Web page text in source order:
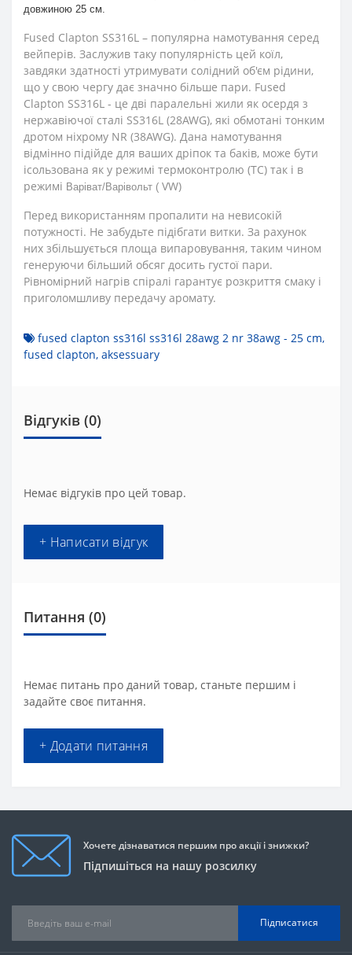
довжиною 25 см.
Fused Clapton SS316L – популярна намотування серед
вейперів. Заслужив таку популярність цей коїл,
завдяки здатності утримувати солідний об'єм рідини,
що у свою чергу дає значно більше пари. Fused
Clapton SS316L - це дві паралельні жили як осердя з
нержавіючої сталі SS316L (28AWG), які обмотані тонким
дротом ніхрому NR (38AWG). Дана намотування
відмінно підійде для ваших дріпок та баків, може бути
ісользована як у режимі термоконтролю (TC) так і в
режимі Варіват/Варівольт ( VW)
Перед використанням пропалити на невисокій
потужності. Не забудьте підібгати витки. За рахунок
них збільшується площа випаровування, таким чином
генеруючи більший обсяг досить густої пари.
Рівномірний нагрів спіралі гарантує розкриття смаку і
приголомшливу передачу аромату.
fused clapton ss316l ss316l 28awg 2 nr 38awg - 25 cm,
fused clapton, aksessuary
Відгуків (0)
Немає відгуків про цей товар.
+ Написати відгук
Питання (0)
Немає питань про даний товар, станьте першим і
задайте своє питання.
+ Додати питання
Хочете дізнаватися першим про акції і знижки?
Підпишіться на нашу розсилку
Підписатися